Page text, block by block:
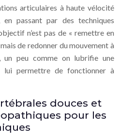
articulaires à haute vélocité
en passant par des techniques
n’est pas de « remettre en
de redonner du mouvement à
un peu comme on lubrifie une
lui permettre de fonctionner à
douces et
pour les